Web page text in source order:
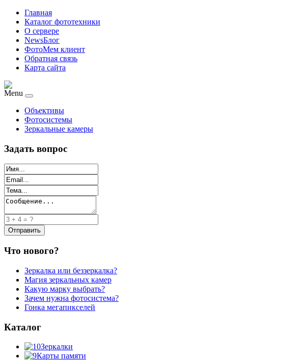
Главная
Каталог фототехники
О сервере
NewsБлог
ФотоМем клиент
Обратная связь
Карта сайта
Menu
Объективы
Фотосистемы
Зеркальные камеры
Задать вопрос
Что нового?
Зеркалка или беззеркалка?
Магия зеркальных камер
Какую марку выбрать?
Зачем нужна фотосистема?
Гонка мегапикселей
Каталог
Зеркалки
Карты памяти